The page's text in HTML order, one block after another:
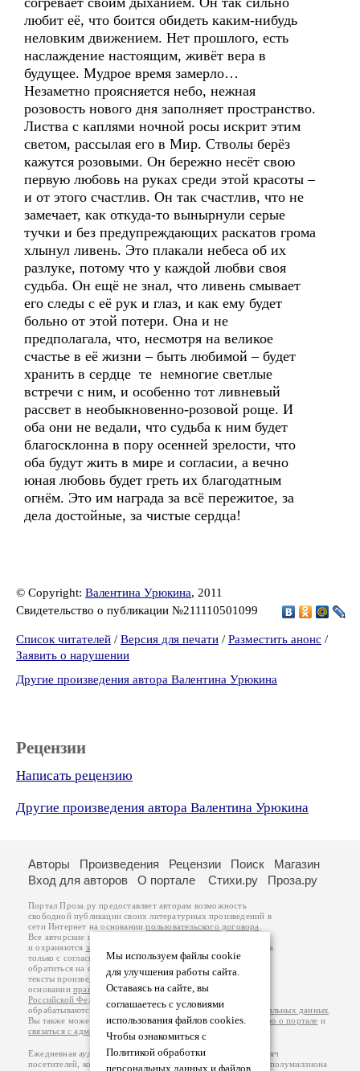
любит её, что боится обидеть каким-нибудь
неловким движением. Нет прошлого, есть
наслаждение настоящим, живёт вера в
будущее. Мудрое время замерло…
Незаметно проясняется небо, нежная
розовость нового дня заполняет пространство.
Листва с каплями ночной росы искрит этим
светом, рассылая его в Мир. Стволы берёз
кажутся розовыми. Он бережно несёт свою
первую любовь на руках среди этой красоты –
и от этого счастлив. Он так счастлив, что не
замечает, как откуда-то вынырнули серые
тучки и без предупреждающих раскатов грома
хлынул ливень. Это плакали небеса об их
разлуке, потому что у каждой любви своя
судьба. Он ещё не знал, что ливень смывает
его следы с её рук и глаз, и как ему будет
больно от этой потери. Она и не
предполагала, что, несмотря на великое
счастье в её жизни – быть любимой – будет
хранить в сердце те немногие светлые
встречи с ним, и особенно тот ливневый
рассвет в необыкновенно-розовой роще. И
оба они не ведали, что судьба к ним будет
благосклонна в пору осенней зрелости, что
оба будут жить в мире и согласии, а вечно
юная любовь будет греть их благодатным
огнём. Это им награда за всё пережитое, за
дела достойные, за чистые сердца!
© Copyright: Валентина Урюкина, 2011
Свидетельство о публикации №211110501099
Список читателей / Версия для печати / Разместить анонс /
Заявить о нарушении
Другие произведения автора Валентина Урюкина
Рецензии
Написать рецензию
Другие произведения автора Валентина Урюкина
Мы используем файлы cookie
для улучшения работы сайта.
Оставаясь на сайте, вы
соглашаетесь с условиями
использования файлов cookies.
Чтобы ознакомиться с
Политикой обработки
персональных данных и файлов
Авторы Произведения Рецензии Поиск
Магазин
Вход для авторов
О портале Стихи.ру Проза.ру
Портал Проза.ру предоставляет авторам возможность
свободной публикации своих литературных произведений в
сети Интернет на основаниипользовательского договора
Все авторские права на произведения принадлежат авторам
и охраняются законом
. Перепечатка произведений возможна
только с согласия его автора, к которому вы можете
обратиться на его авторской странице. Ответственность за
тексты произведений авторы несут самостоятельно на
основанииправил публикацииизаконодательства
Российской Федерации
обрабатываются на основанииПолитики обработки персональных данных
Вы также можете посмотреть более подробнуюинформацию о портале и
связаться с администрацией
Ежедневная аудитория портала Проза.ру – порядка 100 тысяч
посетителей, которые в общей сумме просматривают более полумиллиона